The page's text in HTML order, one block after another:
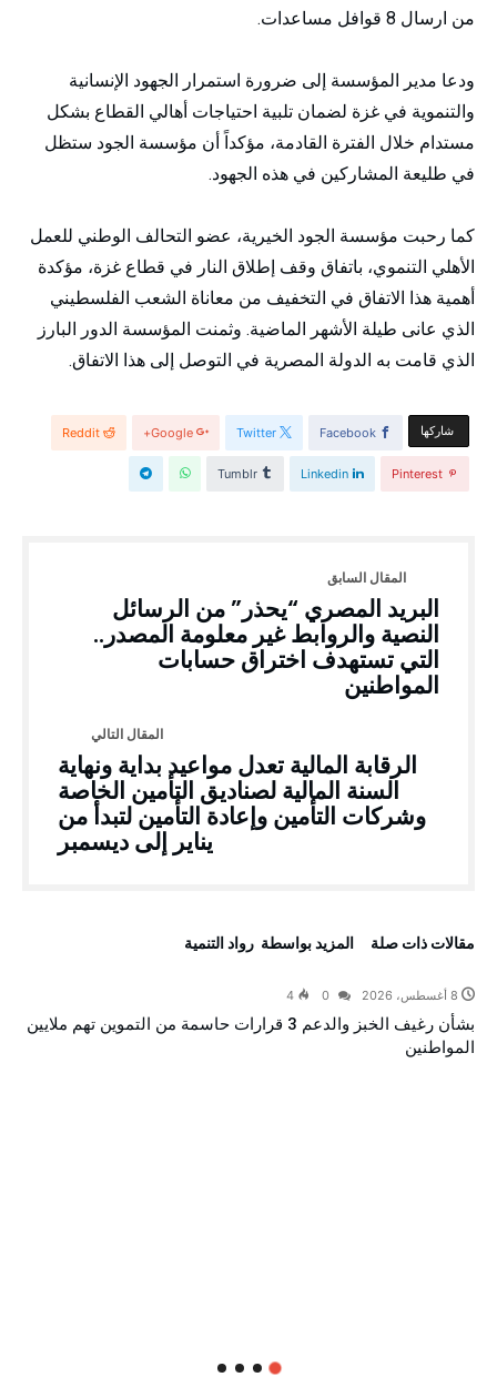
من ارسال 8 قوافل مساعدات.
ودعا مدير المؤسسة إلى ضرورة استمرار الجهود الإنسانية
والتنموية في غزة لضمان تلبية احتياجات أهالي القطاع بشكل
مستدام خلال الفترة القادمة، مؤكداً أن مؤسسة الجود ستظل
في طليعة المشاركين في هذه الجهود.
كما رحبت مؤسسة الجود الخيرية، عضو التحالف الوطني للعمل
الأهلي التنموي، باتفاق وقف إطلاق النار في قطاع غزة، مؤكدة
أهمية هذا الاتفاق في التخفيف من معاناة الشعب الفلسطيني
الذي عانى طيلة الأشهر الماضية. وثمنت المؤسسة الدور البارز
الذي قامت به الدولة المصرية في التوصل إلى هذا الاتفاق.
‫‫ شاركها‬ Facebook
Twitter
Google+
Reddit
Pinterest
Linkedin
Tumblr
البريد المصري “يحذر” من الرسائل
النصية والروابط غير معلومة المصدر..
التي تستهدف اختراق حسابات
المواطنين
الرقابة المالية تعدل مواعيد بداية ونهاية
السنة المالية لصناديق التأمين الخاصة
وشركات التأمين وإعادة التأمين لتبدأ من
يناير إلى ديسمبر
‫مقالات ذات صلة‬ ‫‫المزيد بواسطة‬ ‬ رواد التنمية
8 أغسطس، 2026 4
بشأن رغيف الخبز والدعم 3 قرارات حاسمة من التموين تهم ملايين
المواطنين